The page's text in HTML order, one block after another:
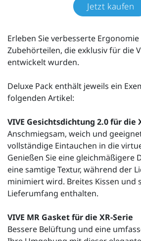
Jetzt kaufen
Erleben Sie verbesserte
Zubehörteilen, die exklusiv für die
entwickelt wurden.
Deluxe Pack enthält jeweils ein
folgenden Artikel:
VIVE Gesichtsdichtung 2.0 für die
Anschmiegsam, weich und
vollständige Eintauchen in die
Genießen Sie eine gleichmäßigere
eine samtige Textur, während der
minimiert wird. Breites Kissen und
Lieferumfang enthalten.
VIVE MR Gasket für die XR-Serie
Bessere Belüftung und eine